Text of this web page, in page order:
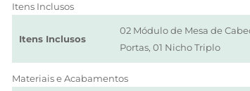
Itens Inclusos
Itens Inclusos
02 Módulo de Mesa de
Portas, 01 Nicho Triplo
Materiais e Acabamentos